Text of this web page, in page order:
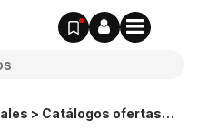
> Catálogos ofertas